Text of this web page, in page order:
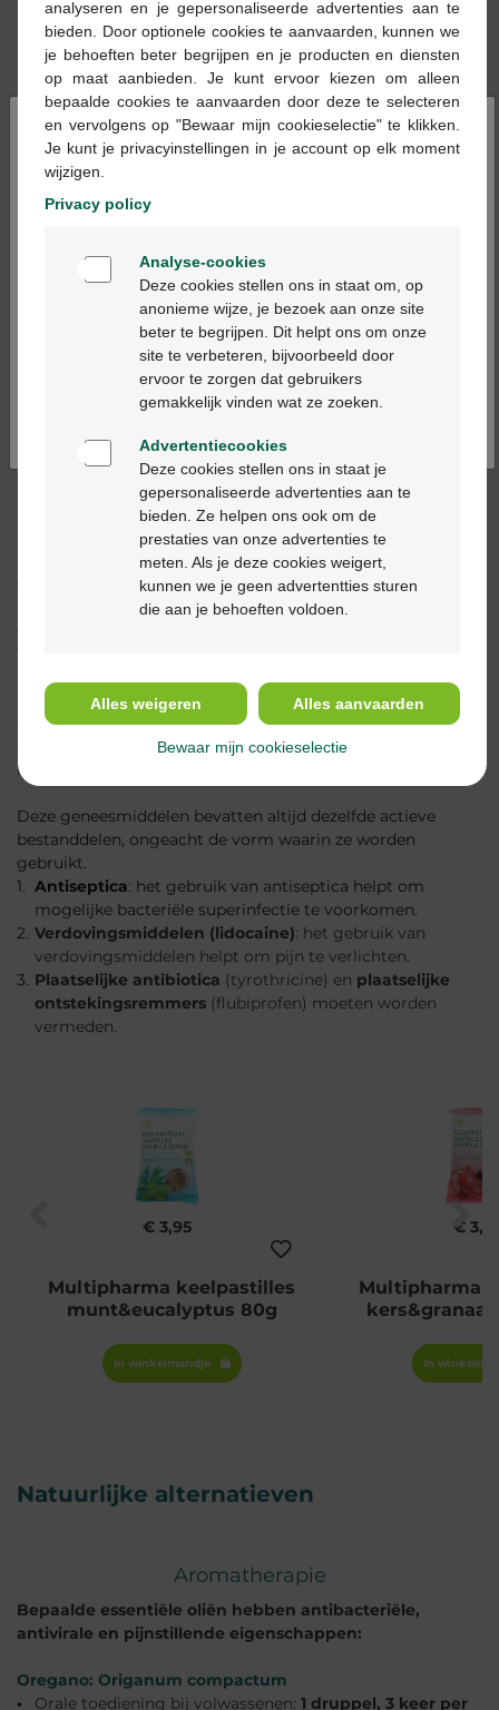
waterpokken of gordelroos.
Beperk uw alcoholgebruik tijdens het gebruik van
ibuprofen.
€ 3,77
Dafalgan Forte 1g tablet
10st
In winkelmandje
Paracetamol
Lokale behandeling
Lokale behandelingen omvatten zuigtabletten en
sprays
Beide toedieningsvormen zijn even doeltreffendheid. Je kan
voorkeur.
We merken wel op dat zuigtabletten de aanmaak van
speeksel stimuleren, wat een hydraterend en verzachtend
effect heeft op de ontstoken slijmvliezen. Aan de andere
kant worden sprays gewaardeerd om hun gebruiksgemak.
Deze geneesmiddelen bevatten altijd dezelfde actieve
bestanddelen, ongeacht de vorm waarin ze worden
gebruikt.
Antiseptica: het gebruik van antiseptica helpt om
mogelijke bacteriële superinfectie te voorkomen.
Verdovingsmiddelen (lidocaine): het gebruik van
verdovingsmiddelen helpt om pijn te verlichten.
Plaatselijke antibiotica (tyrothricine) en plaatselijke
ontstekingsremmers (flubiprofen) moeten worden
vermeden.
€ 3,95
Multipharma keelpastilles
munt&eucalyptus 80g
€
Multipharma
Natuurlijke alternatieven
Aromatherapie
Bepaalde essentiële oliën hebben antibacteriële,
antivirale en pijnstillende eigenschappen:
Oregano: Origanum compactum
Orale toediening bij volwassenen: 1 druppel, 3 keer per
×
Bienvenue
Ga verder in het nederlands
Continuez en français
analyseren en je gepersonaliseerde advertenties aan te
bieden. Door optionele cookies te aanvaarden, kunnen we
je behoeften beter begrijpen en je producten en diensten
op maat aanbieden. Je kunt ervoor kiezen om alleen
bepaalde cookies te aanvaarden door deze te selecteren
en vervolgens op "Bewaar mijn cookieselectie" te klikken.
Je kunt je privacyinstellingen in je account op elk moment
wijzigen.
Privacy policy
Analyse-cookies
Deze cookies stellen ons in staat om, op
anonieme wijze, je bezoek aan onze site
beter te begrijpen. Dit helpt ons om onze
site te verbeteren, bijvoorbeeld door
ervoor te zorgen dat gebruikers
gemakkelijk vinden wat ze zoeken.
Advertentiecookies
Deze cookies stellen ons in staat je
gepersonaliseerde advertenties aan te
bieden. Ze helpen ons ook om de
prestaties van onze advertenties te
meten. Als je deze cookies weigert,
kunnen we je geen advertentties sturen
die aan je behoeften voldoen.
Alles weigeren Alles aanvaarden
Bewaar mijn cookieselectie